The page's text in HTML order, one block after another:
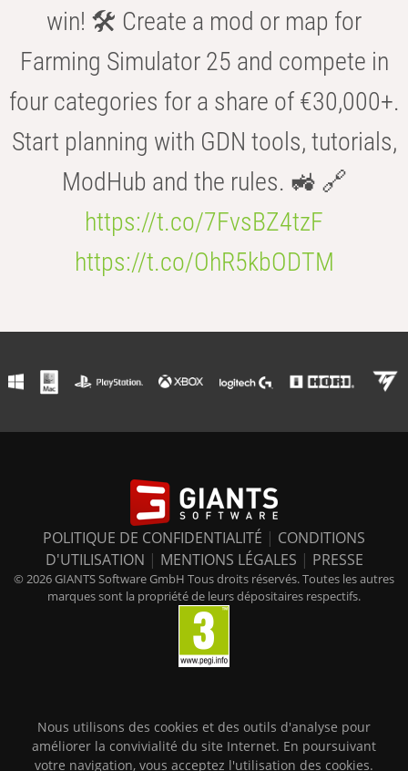
win! 🛠️ Create a mod or map for
Farming Simulator 25 and compete in
four categories for a share of €30,000+.
Start planning with GDN tools, tutorials,
ModHub and the rules. 🚜 🔗
https://t.co/7FvsBZ4tzF
https://t.co/OhR5kbODTM
POLITIQUE DE CONFIDENTIALITÉ | CONDITIONS
D'UTILISATION | MENTIONS LÉGALES | PRESSE
© 2026 GIANTS Software GmbH Tous droits réservés. Toutes les autres
marques sont la propriété de leurs dépositaires respectifs.
Nous utilisons des cookies et des outils d'analyse pour
améliorer la convivialité du site Internet. En poursuivant
votre navigation, vous acceptez l'utilisation des cookies.